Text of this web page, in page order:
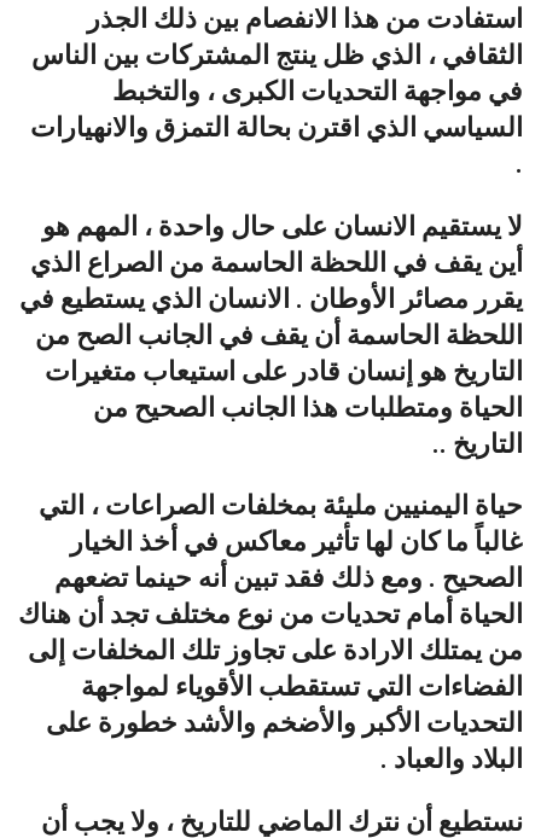
استفادت من هذا الانفصام بين ذلك الجذر
الثقافي ، الذي ظل ينتج المشتركات بين الناس
في مواجهة التحديات الكبرى ، والتخبط
السياسي الذي اقترن بحالة التمزق والانهيارات
.
لا يستقيم الانسان على حال واحدة ، المهم هو
أين يقف في اللحظة الحاسمة من الصراع الذي
يقرر مصائر الأوطان . الانسان الذي يستطيع في
اللحظة الحاسمة أن يقف في الجانب الصح من
التاريخ هو إنسان قادر على استيعاب متغيرات
الحياة ومتطلبات هذا الجانب الصحيح من
التاريخ ..
حياة اليمنيين مليئة بمخلفات الصراعات ، التي
غالباً ما كان لها تأثير معاكس في أخذ الخيار
الصحيح . ومع ذلك فقد تبين أنه حينما تضعهم
الحياة أمام تحديات من نوع مختلف تجد أن هناك
من يمتلك الارادة على تجاوز تلك المخلفات إلى
الفضاءات التي تستقطب الأقوياء لمواجهة
التحديات الأكبر والأضخم والأشد خطورة على
البلاد والعباد .
نستطيع أن نترك الماضي للتاريخ ، ولا يجب أن